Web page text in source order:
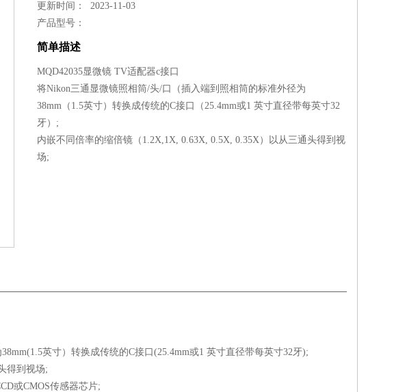
更新时间： 2023-11-03
产品型号：
简单描述
MQD42035显微镜 TV适配器c接口
将Nikon三通显微镜照相筒/头/口（插入端到照相筒的标准外径为
38mm（1.5英寸）转换成传统的C接口（25.4mm或1 英寸直径带每英寸32
牙）;
内嵌不同倍率的缩倍镜（1.2X,1X, 0.63X, 0.5X, 0.35X）以从三通头得到视
场;
英寸）转换成传统的C接口(25.4mm或1 英寸直径带每英寸32牙);
得到视场;
或CMOS传感器芯片;